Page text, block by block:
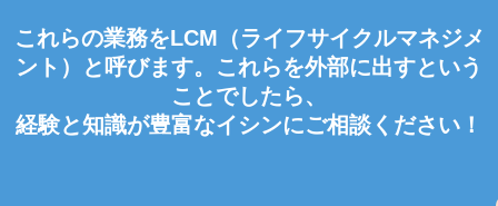
これらの業務をLCM（ライフサイクルマネジメ
ント）と呼びます。これらを外部に出すという
ことでしたら、
経験と知識が豊富なイシンにご相談ください！